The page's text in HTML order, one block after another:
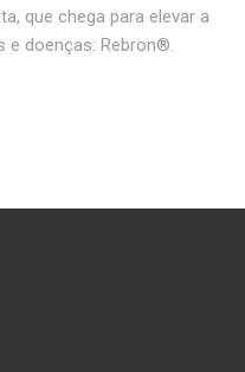
que chega para elevar a
e doenças: Rebron®.